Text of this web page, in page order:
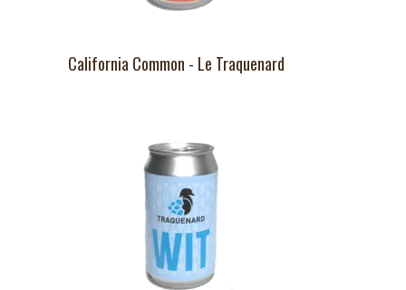
California Common - Le Traquenard